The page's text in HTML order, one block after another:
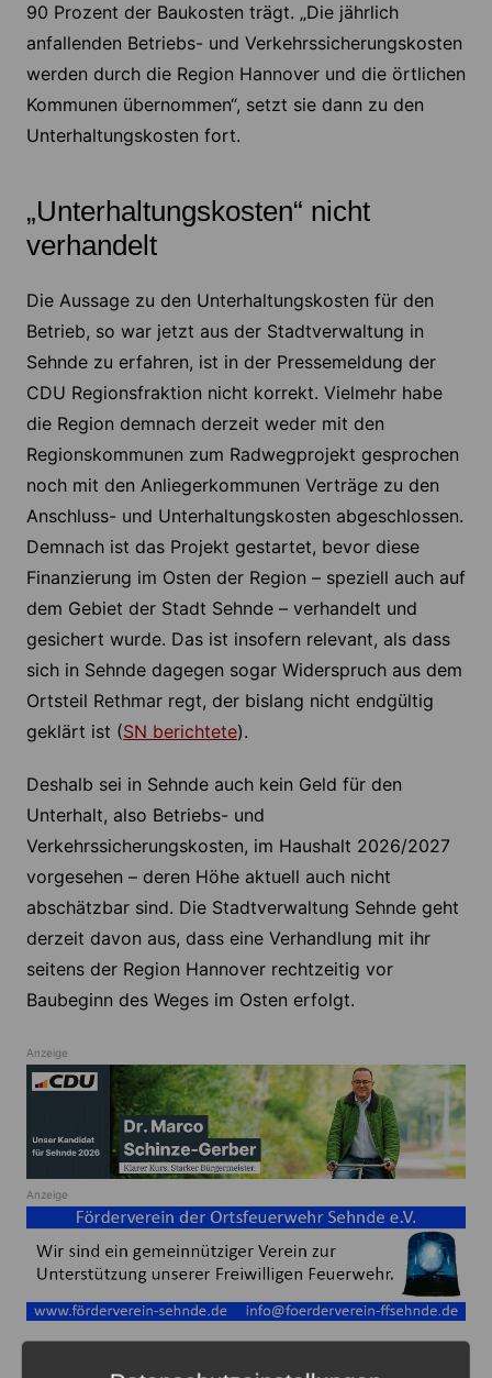
90 Prozent der Baukosten trägt. „Die jährlich
anfallenden Betriebs- und Verkehrssicherungskosten
werden durch die Region Hannover und die örtlichen
Kommunen übernommen“, setzt sie dann zu den
Unterhaltungskosten fort.
„Unterhaltungskosten“ nicht
verhandelt
Die Aussage zu den Unterhaltungskosten für den
Betrieb, so war jetzt aus der Stadtverwaltung in
Sehnde zu erfahren, ist in der Pressemeldung der
CDU Regionsfraktion nicht korrekt. Vielmehr habe
die Region demnach derzeit weder mit den
Regionskommunen zum Radwegprojekt gesprochen
noch mit den Anliegerkommunen Verträge zu den
Anschluss- und Unterhaltungskosten abgeschlossen.
Demnach ist das Projekt gestartet, bevor diese
Finanzierung im Osten der Region – speziell auch auf
dem Gebiet der Stadt Sehnde – verhandelt und
gesichert wurde. Das ist insofern relevant, als dass
sich in Sehnde dagegen sogar Widerspruch aus dem
Ortsteil Rethmar regt, der bislang nicht endgültig
geklärt ist (SN berichtete).
Deshalb sei in Sehnde auch kein Geld für den
Unterhalt, also Betriebs- und
Verkehrssicherungskosten, im Haushalt 2026/2027
vorgesehen – deren Höhe aktuell auch nicht
abschätzbar sind. Die Stadtverwaltung Sehnde geht
derzeit davon aus, dass eine Verhandlung mit ihr
seitens der Region Hannover rechtzeitig vor
Baubeginn des Weges im Osten erfolgt.
Anzeige
Anzeige
Sehnde Verkehr